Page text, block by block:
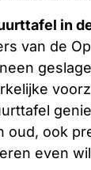
in
van de
oud, ook
even